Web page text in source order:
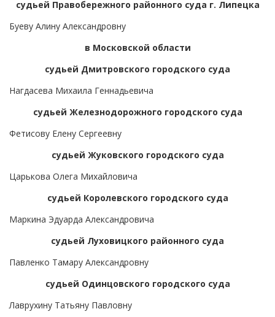
судьей Правобережного районного суда г. Липецка
Буеву Алину Александровну
в Московской области
судьей Дмитровского городского суда
Нагдасева Михаила Геннадьевича
судьей Железнодорожного городского суда
Фетисову Елену Сергеевну
судьей Жуковского городского суда
Царькова Олега Михайловича
судьей Королевского городского суда
Маркина Эдуарда Александровича
судьей Луховицкого районного суда
Павленко Тамару Александровну
судьей Одинцовского городского суда
Лаврухину Татьяну Павловну